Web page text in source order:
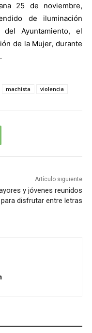
25 de noviembre,
de iluminación
Ayuntamiento, el
de la Mujer, durante
machista violencia
Artículo siguiente
y jóvenes reunidos
para disfrutar entre letras